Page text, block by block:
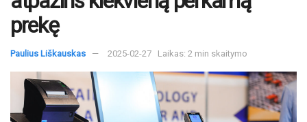
prekę
Paulius Liškauskas 2025-02-27 Laikas: 2 min skaitymo